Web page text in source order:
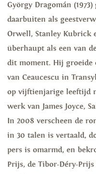
György Dragomán
daarbuiten als
Orwell, Stanley Kubrick
überhaupt als een van
dit moment. Hij
van Ceaucescu in
op vijftienjarige leeftijd
werk van James Joyce,
In 2008 verscheen de
in 30 talen is vertaald,
pers is omarmd, en
Prijs, de Tibor-Déry-